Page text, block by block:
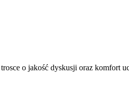
o jakość dyskusji oraz komfort